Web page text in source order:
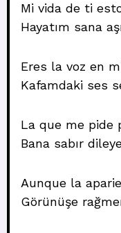
Mi vida de ti
Hayatım sana
Eres la voz en
Kafamdaki ses
La que me pide
Bana sabır
Aunque la
Görünüşe